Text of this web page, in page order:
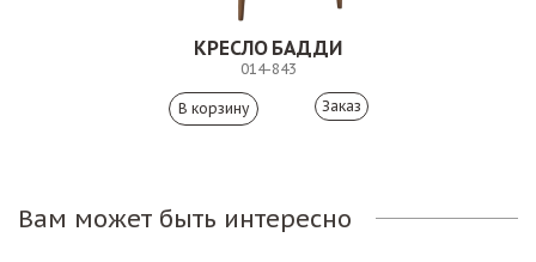
КРЕСЛО БАДДИ
014-843
Заказ
Вам может быть интересно